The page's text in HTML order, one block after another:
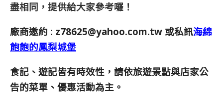
盡相同，提供給大家參考囉！
廠商邀約 : z78625@yahoo.com.tw 或私訊海綿
飽飽的鳳梨城堡
食記、遊記皆有時效性，請依旅遊景點與店家公
告的菜單、優惠活動為主。